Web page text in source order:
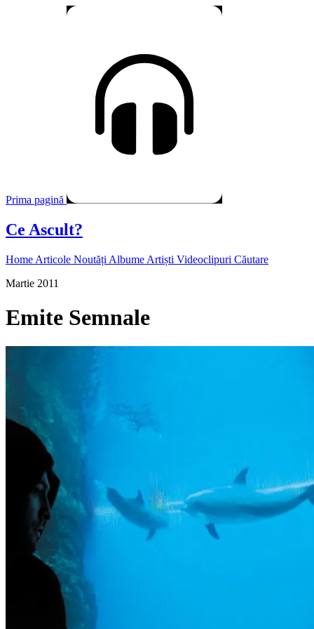
Prima pagină
Ce Ascult?
Home Articole Noutăți Albume Artiști Videoclipuri Căutare
Martie 2011
Emite Semnale
rraku
Videoclipuri